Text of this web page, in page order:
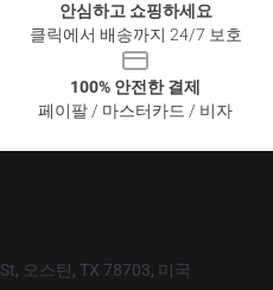
안심하고 쇼핑하세요
클릭에서 배송까지 24/7 보호
100% 안전한 결제
페이팔 / 마스터카드 / 비자
오스틴, TX 78703, 미국